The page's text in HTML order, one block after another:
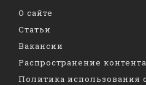
О сайте
Статьи
Вакансии
Распространение
Политика использования